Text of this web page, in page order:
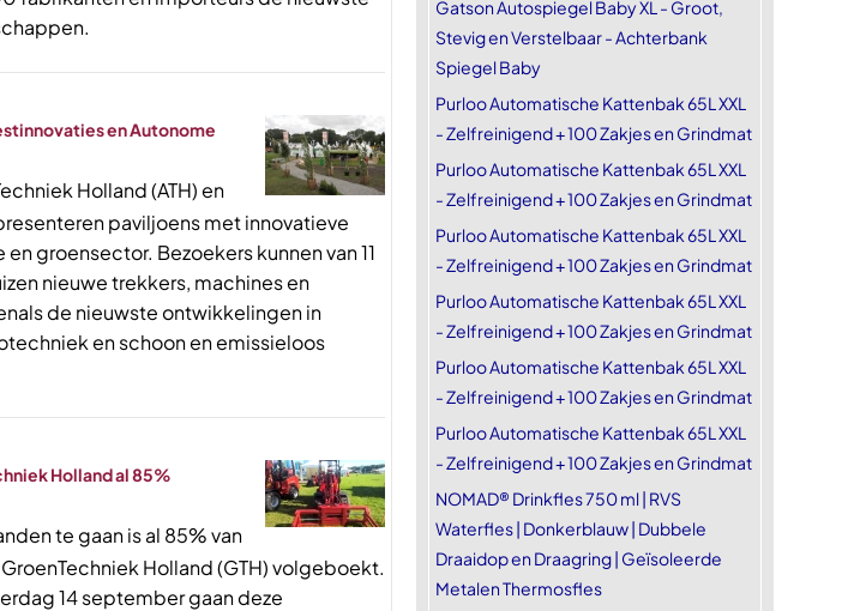
en Autonome
Holland (ATH) en
paviljoens met innovatieve
groensector. Bezoekers kunnen van 11
nieuwe trekkers, machines en
de nieuwste ontwikkelingen in
en schoon en emissieloos
Holland al 85%
te gaan is al 85% van
Holland (GTH) volgeboekt.
14 september gaan deze
Gatson Autospiegel Baby XL - Groot,
Stevig en Verstelbaar - Achterbank
Spiegel Baby
Purloo Automatische Kattenbak 65L XXL
- Zelfreinigend + 100 Zakjes en Grindmat
Purloo Automatische Kattenbak 65L XXL
- Zelfreinigend + 100 Zakjes en Grindmat
Purloo Automatische Kattenbak 65L XXL
- Zelfreinigend + 100 Zakjes en Grindmat
Purloo Automatische Kattenbak 65L XXL
- Zelfreinigend + 100 Zakjes en Grindmat
Purloo Automatische Kattenbak 65L XXL
- Zelfreinigend + 100 Zakjes en Grindmat
Purloo Automatische Kattenbak 65L XXL
- Zelfreinigend + 100 Zakjes en Grindmat
NOMAD® Drinkfles 750 ml | RVS
Waterfles | Donkerblauw | Dubbele
Draaidop en Draagring | Geïsoleerde
Metalen Thermosfles